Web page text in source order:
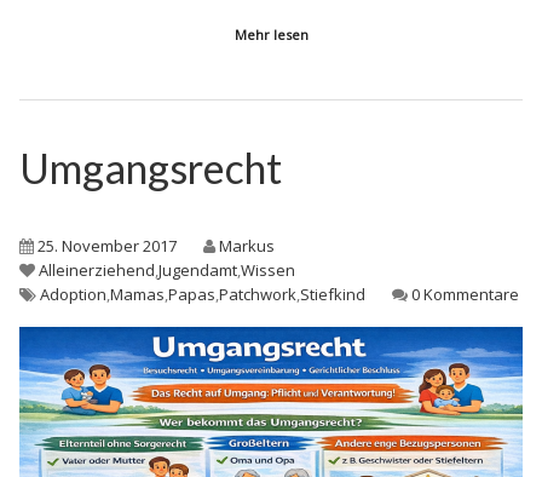
Mehr lesen
Umgangsrecht
25. November 2017
Markus
Alleinerziehend,Jugendamt,Wissen
Adoption,Mamas,Papas,Patchwork,Stiefkind 0 Kommentare